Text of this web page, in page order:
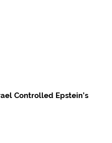
Controlled Epstein’s